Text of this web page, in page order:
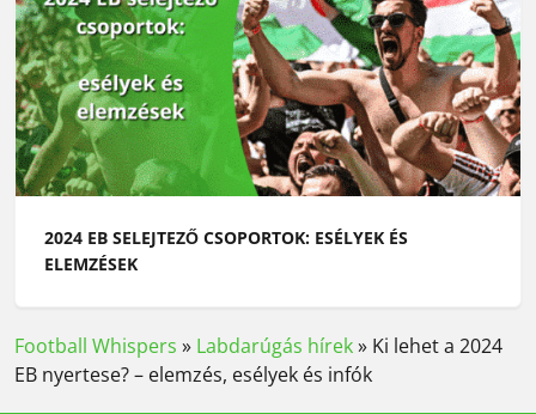
2024 EB SELEJTEZŐ CSOPORTOK: ESÉLYEK ÉS
ELEMZÉSEK
Football Whispers » Labdarúgás hírek» Ki lehet a 2024
EB nyertese? – elemzés, esélyek és infók